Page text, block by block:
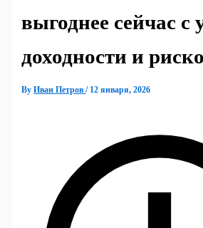
выгоднее сейчас с
доходности и
ByИван Петров/ 12 января, 2026